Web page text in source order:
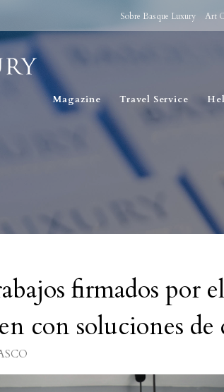
Sobre Basque Luxury Art
Magazine Travel Service
firmados por
con soluciones de